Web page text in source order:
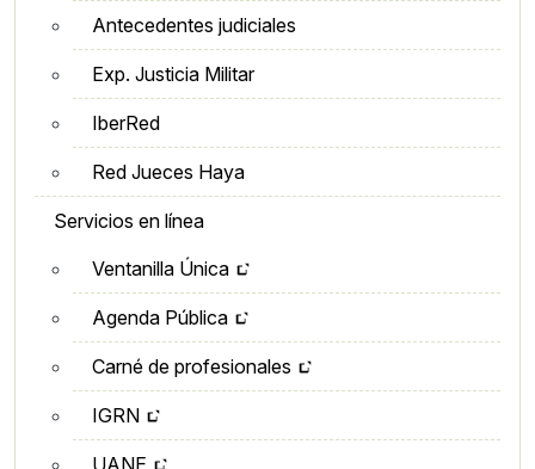
Antecedentes judiciales
Exp. Justicia Militar
IberRed
Red Jueces Haya
Servicios en línea
Ventanilla Única
Agenda Pública
Carné de profesionales
IGRN
UANE